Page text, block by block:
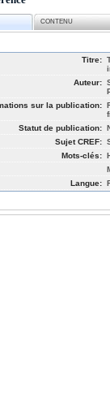
CONTENU
Titre:
Auteur:
sur la publication:
Statut de publication:
Sujet CREF:
Mots-clés:
Langue: